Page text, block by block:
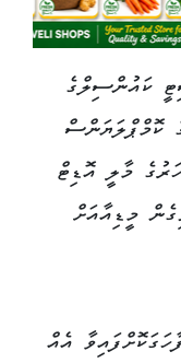
ކައުންސިލްގެ
އަހަރުގެ ކޮމްޕްލަޔަންސް
2024 ވަނަ އަހަރުގެ މާލީ އޮޑިޓް
މީޑިއާއަށް
އެއް